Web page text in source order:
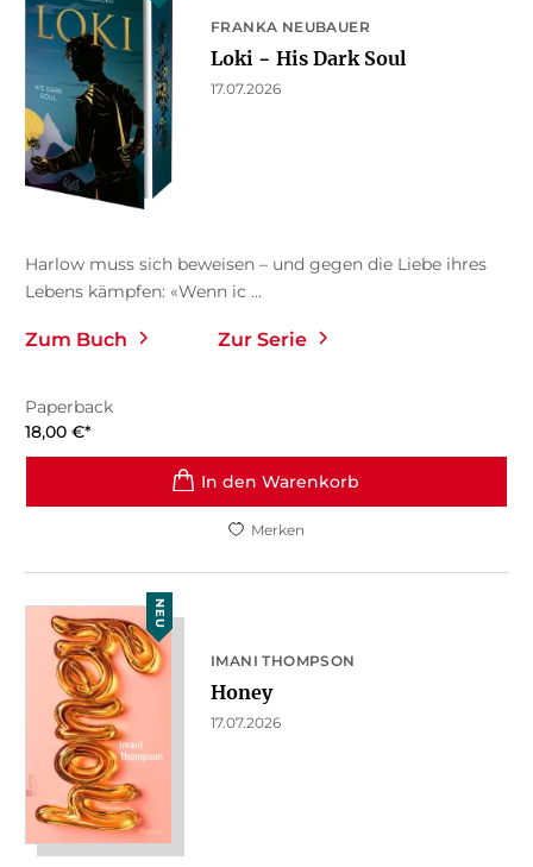
FRANKA NEUBAUER
Loki − His Dark Soul
17.07.2026
Harlow muss sich beweisen – und gegen die Liebe ihres
Lebens kämpfen: «Wenn ic ...
Zum Buch Zur Serie
Paperback
18,00 €*
In den Warenkorb
Merken
NEU
IMANI THOMPSON
Honey
17.07.2026